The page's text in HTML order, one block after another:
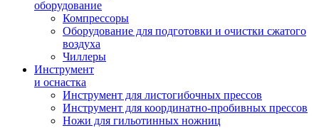
оборудование
Компрессоры
Оборудование для подготовки и очистки сжатого
воздуха
Чиллеры
Инструмент
и оснастка
Инструмент для листогибочных прессов
Инструмент для координатно-пробивных прессов
Ножи для гильотинных ножниц